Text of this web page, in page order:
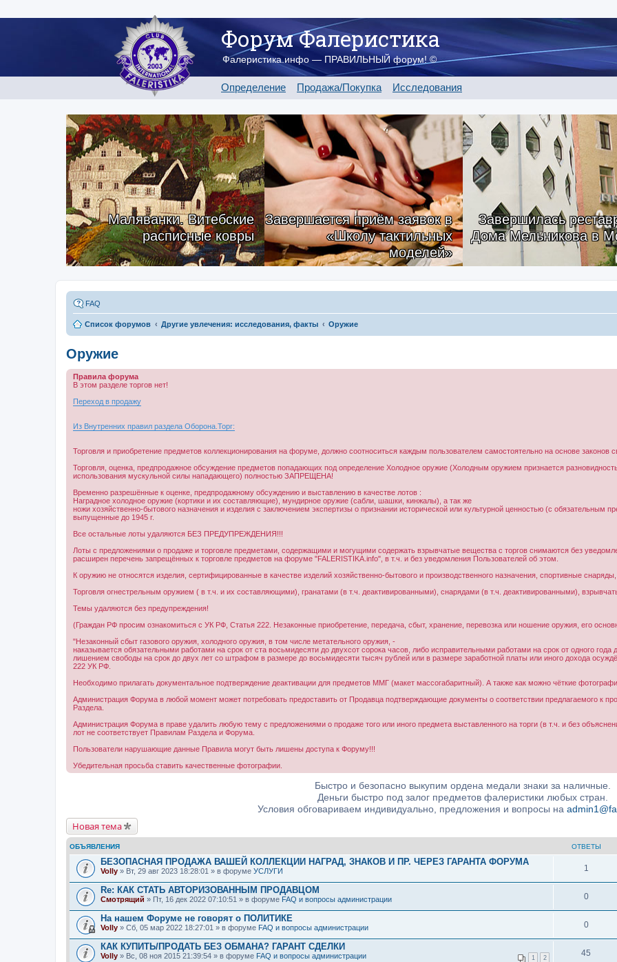
Форум Фалеристика
Фалеристика.инфо — ПРАВИЛЬНЫЙ форум! ©
Определение Продажа/Покупка Исследования
Маляванки. Витебские
расписные ковры
Завершается приём заявок в
«Школу тактильных
моделей»
Завершилась
Дома Мельникова в
FAQ
Список форумов Другие увлечения: исследования, факты Оружие
Оружие
Правила форума
В этом разделе торгов нет!
Переход в продажу
Из Внутренних правил раздела Оборона.Торг:
Торговля и приобретение предметов коллекционирования на форуме, должно соотноситься каждым пользователем самостоятельно на основе законов
Торговля, оценка, предпродажное обсуждение предметов попадающих под определение Холодное оружие (Холодным оружием признается
использования мускульной силы нападающего) полностью ЗАПРЕЩЕНА!
Временно разрешённые к оценке, предпродажному обсуждению и выставлению в качестве лотов :
Наградное холодное оружие (кортики и их составляющие), мундирное оружие (сабли, шашки, кинжалы), а так же
ножи хозяйственно-бытового назначения и изделия с заключением экспертизы о признании исторической или культурной ценностью (с обязательным
выпущенные до 1945 г.
Все остальные лоты удаляются БЕЗ ПРЕДУПРЕЖДЕНИЯ!!!
Лоты с предложениями о продаже и торговле предметами, содержащими и могущими содержать взрывчатые вещества с торгов снимаются без
расширен перечень запрещённых к торговле предметов на форуме "FALERISTIKA.info", в т.ч. и без уведомления Пользователей об этом.
К оружию не относятся изделия, сертифицированные в качестве изделий хозяйственно-бытового и производственного назначения, спортивные
Торговля огнестрельным оружием ( в т.ч. и их составляющими), гранатами (в т.ч. деактивированными), снарядами (в т.ч. деактивированными),
Темы удаляются без предупреждения!
(Граждан РФ просим ознакомиться с УК РФ, Статья 222. Незаконные приобретение, передача, сбыт, хранение, перевозка или ношение оружия, его
"Незаконный сбыт газового оружия, холодного оружия, в том числе метательного оружия, -
наказывается обязательными работами на срок от ста восьмидесяти до двухсот сорока часов, либо исправительными работами на срок от одного
лишением свободы на срок до двух лет со штрафом в размере до восьмидесяти тысяч рублей или в размере заработной платы или иного дохода
222 УК РФ.
Необходимо прилагать документальное подтверждение деактивации для предметов ММГ (макет массогабаритный). А также как можно чёткие
Администрация Форума в любой момент может потребовать предоставить от Продавца подтверждающие документы о соответствии предлагаемого к
Раздела.
Администрация Форума в праве удалить любую тему с предложениями о продаже того или иного предмета выставленного на торги (в т.ч. и без
лот не соответствует Правилам Раздела и Форума.
Пользователи нарушающие данные Правила могут быть лишены доступа к Форуму!!!
Убедительная просьба ставить качественные фотографии.
Быстро и безопасно выкупим ордена медали знаки за наличные.
Деньги быстро под залог предметов фалеристики любых стран.
Условия обговариваем индивидуально, предложения и вопросы на
Новая тема
ОБЪЯВЛЕНИЯ ОТВЕТЫ
БЕЗОПАСНАЯ ПРОДАЖА ВАШЕЙ КОЛЛЕКЦИИ НАГРАД, ЗНАКОВ И ПР. ЧЕРЕЗ ГАРАНТА ФОРУМА
Volly » Вт, 29 авг 2023 18:28:01 » в форуме УСЛУГИ 1
Re: КАК СТАТЬ АВТОРИЗОВАННЫМ ПРОДАВЦОМ
Смотрящий » Пт, 16 дек 2022 07:10:51 » в форуме FAQ и вопросы администрации 0
На нашем Форуме не говорят о ПОЛИТИКЕ
Volly » Сб, 05 мар 2022 18:27:01 » в форуме FAQ и вопросы администрации 0
КАК КУПИТЬ/ПРОДАТЬ БЕЗ ОБМАНА? ГАРАНТ СДЕЛКИ
1 2
Volly » Вс, 08 ноя 2015 21:39:54 » в форуме FAQ и вопросы администрации 45